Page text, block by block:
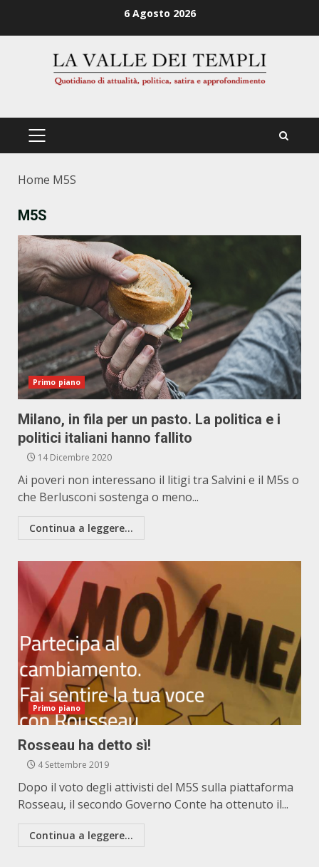
6 Agosto 2026
PRIMÄRES
Home M5S
M5S
Primo piano
Milano, in fila per un pasto. La politica e i
politici italiani hanno fallito
14 Dicembre 2020
Ai poveri non interessano il litigi tra Salvini e il M5s o
che Berlusconi sostenga o meno...
Continua a leggere...
Primo piano
Rosseau ha detto sì!
4 Settembre 2019
Dopo il voto degli attivisti del M5S sulla piattaforma
Rosseau, il secondo Governo Conte ha ottenuto il...
Continua a leggere...